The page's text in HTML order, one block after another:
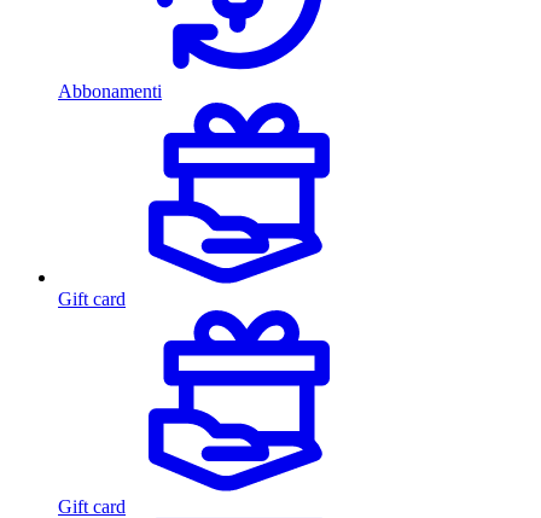
Abbonamenti
Gift card
Gift card